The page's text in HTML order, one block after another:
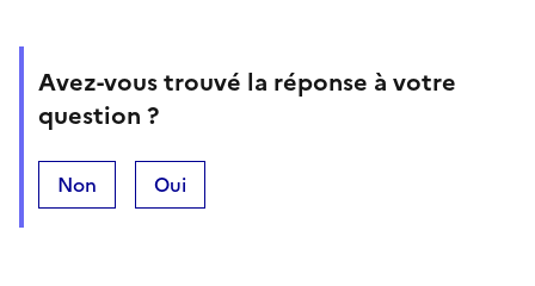
Avez-vous trouvé la réponse à votre
question ?
Non Oui